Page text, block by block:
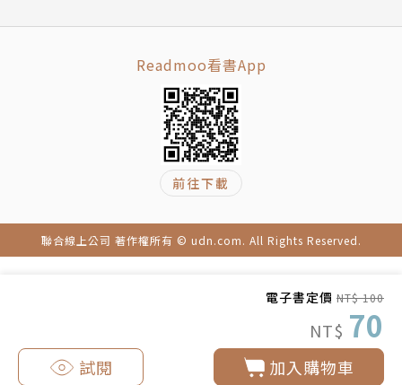
電子書定價 NT$ 100
NT$ 70
加入購物車
試閱
Readmoo看書App
前往下載
聯合線上公司 著作權所有 © udn.com. All Rights Reserved.